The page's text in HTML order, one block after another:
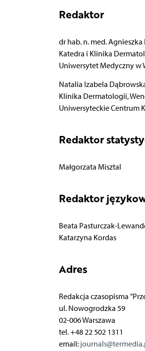
Redaktor
dr hab. n. med.
Katedra i Klinika
Uniwersytet Medyczny w
Natalia Izabela
Klinika Dermatologii,
Uniwersyteckie Centrum
Redaktor
Małgorzata Misztal
Redaktor
Beata Pasturczak-
Katarzyna Kordas
Adres
Redakcja czasopisma
ul. Nowogrodzka 59
02-006 Warszawa
tel. +48 22 502 1311
email: